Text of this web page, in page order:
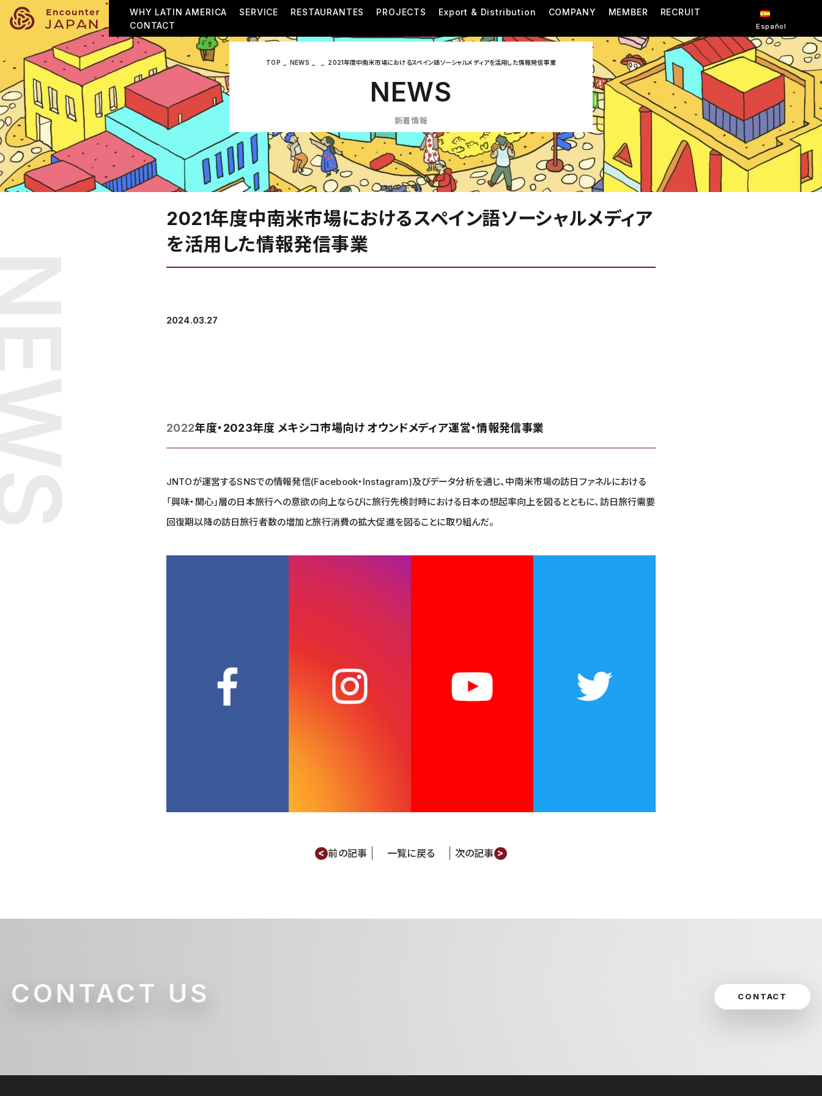
WHY LATIN AMERICA SERVICE RESTAURANTES PROJECTS Export & Distribution COMPANY MEMBER
RECRUIT
CONTACT
Español
TOP NEWS 2021年度中南米市場におけるスペイン語ソーシャルメディアを活用した情報発信事業
NEWS
新着情報
2021年度中南米市場におけるスペイン語ソーシャルメディア
を活用した情報発信事業
2024.03.27
2022年度・2023年度 メキシコ市場向け オウンドメディア運営・情報発信事業
JNTOが運営するSNSでの情報発信(Facebook・Instagram)及びデータ分析を通じ、中南米市場の訪日ファネルにおける
「興味・関心」層の日本旅行への意欲の向上ならびに旅行先検討時における日本の想起率向上を図るとともに、訪日旅行需要
回復期以降の訪日旅行者数の増加と旅行消費の拡大促進を図ることに取り組んだ。
< 前の記事 一覧に戻る 次の記事 >
CONTACT US CONTACT